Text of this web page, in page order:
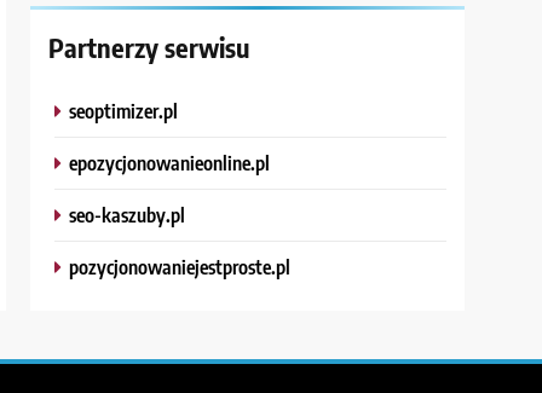
Partnerzy serwisu
seoptimizer.pl
epozycjonowanieonline.pl
seo-kaszuby.pl
pozycjonowaniejestproste.pl